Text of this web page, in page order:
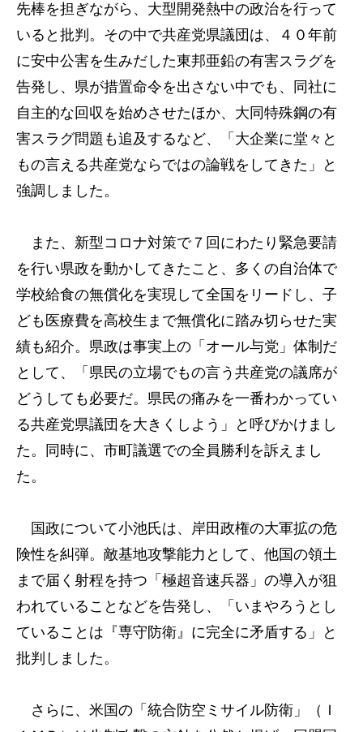
先棒を担ぎながら、大型開発熱中の政治を行って
いると批判。その中で共産党県議団は、４０年前
に安中公害を生みだした東邦亜鉛の有害スラグを
告発し、県が措置命令を出さない中でも、同社に
自主的な回収を始めさせたほか、大同特殊鋼の有
害スラグ問題も追及するなど、「大企業に堂々と
もの言える共産党ならではの論戦をしてきた」と
強調しました。
また、新型コロナ対策で７回にわたり緊急要請
を行い県政を動かしてきたこと、多くの自治体で
学校給食の無償化を実現して全国をリードし、子
ども医療費を高校生まで無償化に踏み切らせた実
績も紹介。県政は事実上の「オール与党」体制だ
として、「県民の立場でもの言う共産党の議席が
どうしても必要だ。県民の痛みを一番わかってい
る共産党県議団を大きくしよう」と呼びかけまし
た。同時に、市町議選での全員勝利を訴えまし
た。
国政について小池氏は、岸田政権の大軍拡の危
険性を糾弾。敵基地攻撃能力として、他国の領土
まで届く射程を持つ「極超音速兵器」の導入が狙
われていることなどを告発し、「いまやろうとし
ていることは『専守防衛』に完全に矛盾する」と
批判しました。
さらに、米国の「統合防空ミサイル防衛」（Ｉ